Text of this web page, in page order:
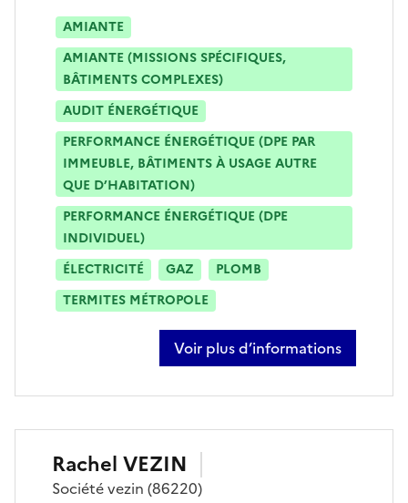
AMIANTE
AMIANTE (MISSIONS SPÉCIFIQUES,
BÂTIMENTS COMPLEXES)
AUDIT ÉNERGÉTIQUE
PERFORMANCE ÉNERGÉTIQUE (DPE PAR
IMMEUBLE, BÂTIMENTS À USAGE AUTRE
QUE D’HABITATION)
PERFORMANCE ÉNERGÉTIQUE (DPE
INDIVIDUEL)
ÉLECTRICITÉ
GAZ
PLOMB
TERMITES MÉTROPOLE
Voir plus d’informations
sur eric laulergue
Rachel VEZIN
Sociétévezin (86220)